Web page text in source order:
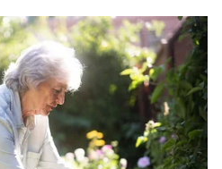
తిరుగులేని మనిషి
సెంటిమెంట్ రిపీట్
తొలగించినట్లు వార్తలు
చాలా నిరాశ పడ్డారట. కానీ విధి
బట్టి అర్థం